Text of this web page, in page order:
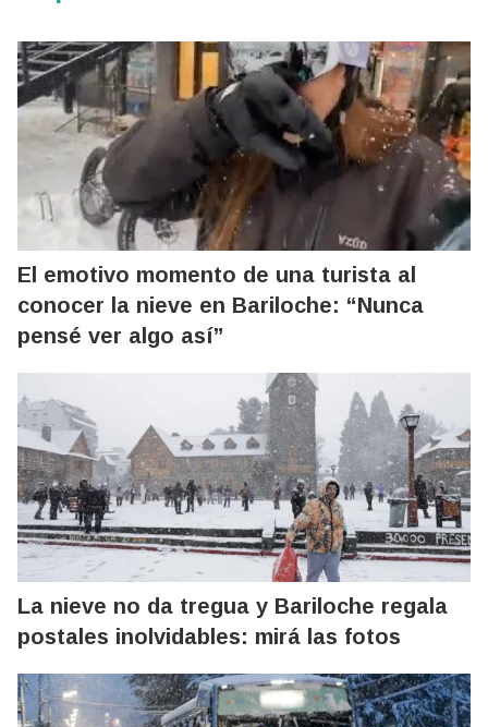
El emotivo momento de una turista al
conocer la nieve en Bariloche: “Nunca
pensé ver algo así”
La nieve no da tregua y Bariloche regala
postales inolvidables: mirá las fotos